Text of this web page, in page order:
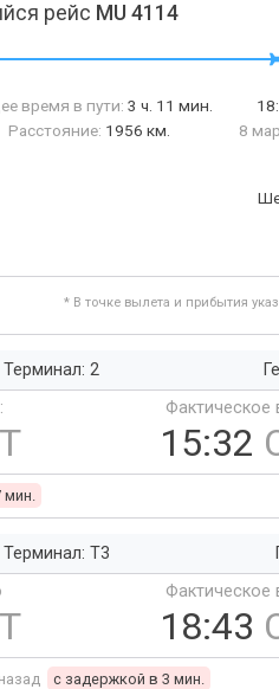
рейс MU 4114
время в пути: 3 ч. 11 мин.
Расстояние: 1956 км.
8
* В точке вылета и прибытия
Терминал: 2
Фактическое
15:32
мин.
Терминал: T3
Фактическое
18:43
назад c задержкой в 3 мин.